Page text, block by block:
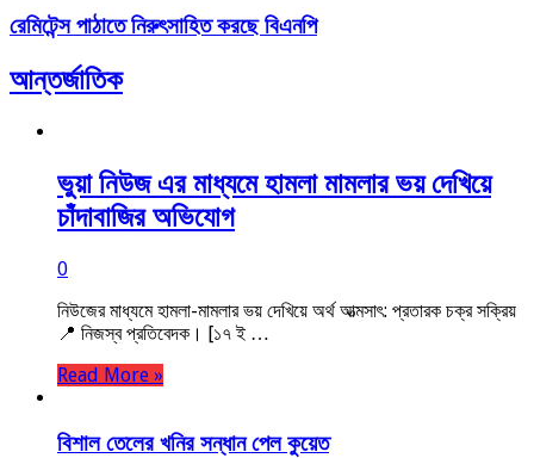
রেমিটেন্স পাঠাতে নিরুৎসাহিত করছে বিএনপি
আন্তর্জাতিক
ভুয়া নিউজ এর মাধ্যমে হামলা মামলার ভয় দেখিয়ে
চাঁদাবাজির অভিযোগ
0
নিউজের মাধ্যমে হামলা-মামলার ভয় দেখিয়ে অর্থ আত্মসাৎ: প্রতারক চক্র সক্রিয়
📍 নিজস্ব প্রতিবেদক। [১৭ ই …
Read More »
বিশাল তেলের খনির সন্ধান পেল কুয়েত